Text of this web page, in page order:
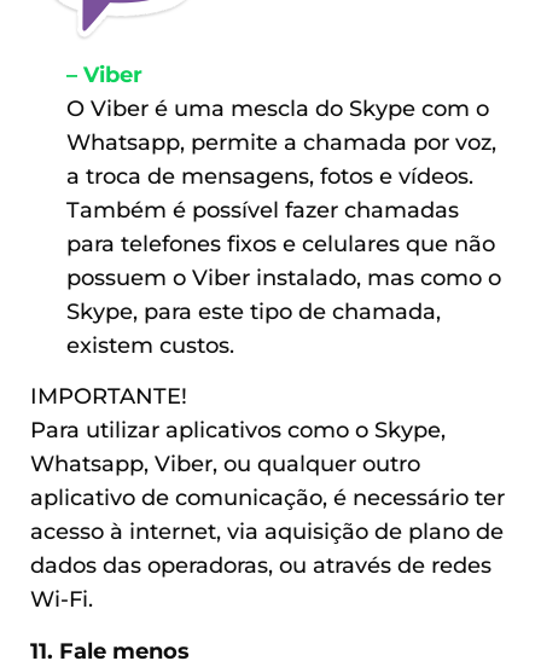
– Viber
O Viber é uma mescla do Skype com o
Whatsapp, permite a chamada por voz,
a troca de mensagens, fotos e vídeos.
Também é possível fazer chamadas
para telefones fixos e celulares que não
possuem o Viber instalado, mas como o
Skype, para este tipo de chamada,
existem custos.
IMPORTANTE!
Para utilizar aplicativos como o Skype,
Whatsapp, Viber, ou qualquer outro
aplicativo de comunicação, é necessário ter
acesso à internet, via aquisição de plano de
dados das operadoras, ou através de redes
Wi-Fi.
11. Fale menos